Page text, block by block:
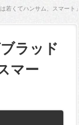
若くてハンサム、スマート」
ラッド
マー